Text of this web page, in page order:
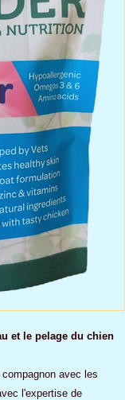
et le pelage du chien
avec les
l'expertise de